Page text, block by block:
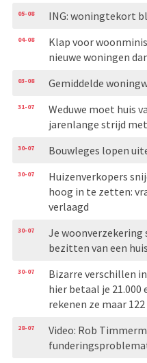
05-08 ING: woningtekort
04-08
Klap voor
nieuwe woningen
03-08 Gemiddelde
31-07
Weduwe moet huis
jarenlange strijd
30-07 Bouwleges lopen
30-07
Huizenverkopers
hoog in te zetten:
verlaagd
30-07
Je
bezitten van een huis
30-07
Bizarre verschillen
hier betaal je 21.000
rekenen ze maar
28-07
Video: Rob